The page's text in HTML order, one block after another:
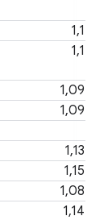
1,1
1,1
1,09
1,09
1,13
1,15
1,08
1,14